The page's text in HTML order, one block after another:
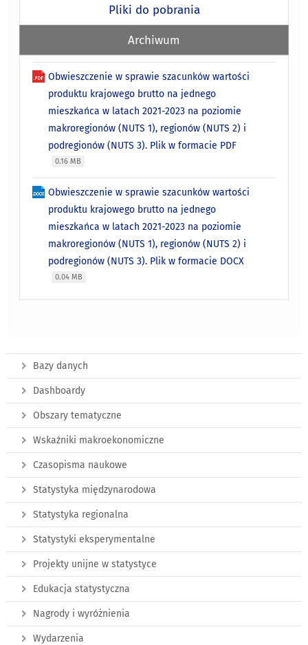
Pliki do pobrania
Archiwum
Obwieszczenie w sprawie szacunków wartości
produktu krajowego brutto na jednego
mieszkańca w latach 2021-2023 na poziomie
makroregionów (NUTS 1), regionów (NUTS 2) i
podregionów (NUTS 3). Plik w formacie PDF
0.16 MB
Obwieszczenie w sprawie szacunków wartości
produktu krajowego brutto na jednego
mieszkańca w latach 2021-2023 na poziomie
makroregionów (NUTS 1), regionów (NUTS 2) i
podregionów (NUTS 3). Plik w formacie DOCX
0.04 MB
Bazy danych
Dashboardy
Obszary tematyczne
Wskaźniki makroekonomiczne
Czasopisma naukowe
Statystyka międzynarodowa
Statystyka regionalna
Statystyki eksperymentalne
Projekty unijne w statystyce
Edukacja statystyczna
Nagrody i wyróżnienia
Wydarzenia